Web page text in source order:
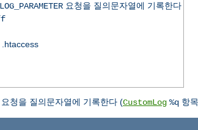
요청을 질의문자열에 기록한다
요청을 질의문자열에 기록한다 (CustomLog %q 항